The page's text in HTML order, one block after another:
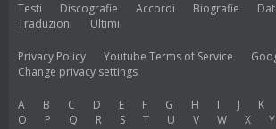
Testi Discografie Accordi Biografie
Traduzioni
Ultimi
Privacy Policy Youtube Terms of Service
Change privacy settings
A B C D E F G H I J K
O
P Q R S T U V W X Y